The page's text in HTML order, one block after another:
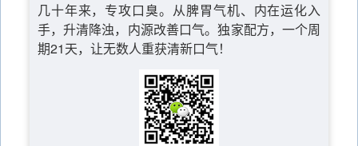
几十年来，专攻口臭。从脾胃气机、内在运化入
手，升清降浊，内源改善口气。独家配方，一个周
期21天，让无数人重获清新口气！